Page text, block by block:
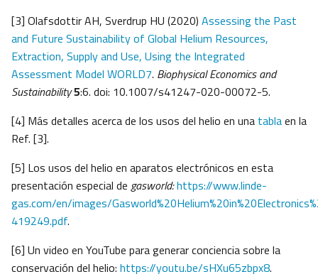
[3] Olafsdottir AH, Sverdrup HU (2020) Assessing the Past
and Future Sustainability of Global Helium Resources,
Extraction, Supply and Use, Using the Integrated
Assessment Model WORLD7. Biophysical Economics and
Sustainability5:6. doi: 10.1007/s41247-020-00072-5.
[4] Más detalles acerca de los usos del helio en una tablaen la
Ref. [3].
[5] Los usos del helio en aparatos electrónicos en esta
presentación especial de gasworld:https://www.linde-
gas.com/en/images/
419249.pdf.
[6] Un video en YouTube para generar conciencia sobre la
conservación del helio: https://youtu.be/sHXu65zbpx8.